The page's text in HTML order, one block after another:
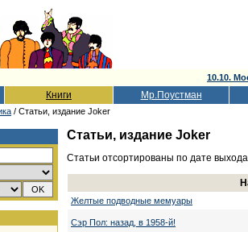
10.10.
Книги Мр.Поустман
/ Статьи, издание Joker
Статьи, издание Joker
Статьи отсортированы по дате
Желтые подводные мемуары
Сэр Пол: назад, в 1958-й!